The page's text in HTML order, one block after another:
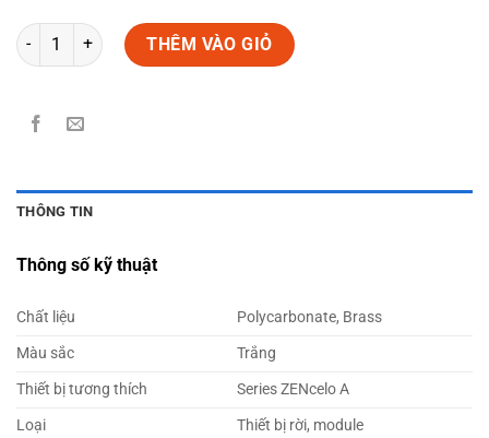
Số lượng THÊM VÀO GIỎ
THÔNG TIN
Thông số kỹ thuật
Chất liệu
Polycarbonate, Brass
Màu sắc
Trắng
Thiết bị tương thích
Series ZENcelo A
Loại
Thiết bị rời, module